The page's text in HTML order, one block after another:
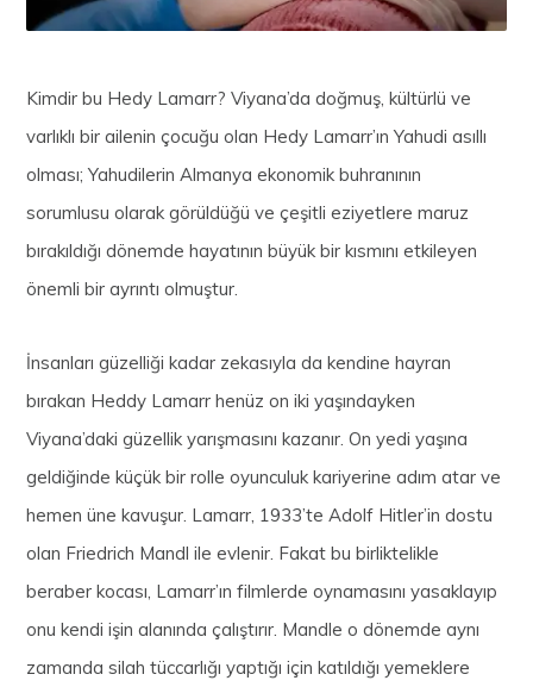
Kimdir bu Hedy Lamarr? Viyana’da doğmuş, kültürlü ve
varlıklı bir ailenin çocuğu olan Hedy Lamarr’ın Yahudi asıllı
olması; Yahudilerin Almanya ekonomik buhranının
sorumlusu olarak görüldüğü ve çeşitli eziyetlere maruz
bırakıldığı dönemde hayatının büyük bir kısmını etkileyen
önemli bir ayrıntı olmuştur.
İnsanları güzelliği kadar zekasıyla da kendine hayran
bırakan Heddy Lamarr henüz on iki yaşındayken
Viyana’daki güzellik yarışmasını kazanır. On yedi yaşına
geldiğinde küçük bir rolle oyunculuk kariyerine adım atar ve
hemen üne kavuşur. Lamarr, 1933’te Adolf Hitler’in dostu
olan Friedrich Mandl ile evlenir. Fakat bu birliktelikle
beraber kocası, Lamarr’ın filmlerde oynamasını yasaklayıp
onu kendi işin alanında çalıştırır. Mandle o dönemde aynı
zamanda silah tüccarlığı yaptığı için katıldığı yemeklere